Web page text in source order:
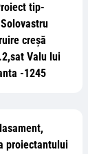
tip-
creșă
Valu lui
-1245
proiectantului